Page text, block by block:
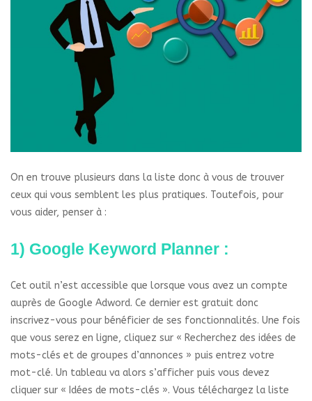
On en trouve plusieurs dans la liste donc à vous de trouver
ceux qui vous semblent les plus pratiques. Toutefois, pour
vous aider, penser à :
1) Google Keyword Planner :
Cet outil n’est accessible que lorsque vous avez un compte
auprès de Google Adword. Ce dernier est gratuit donc
inscrivez-vous pour bénéficier de ses fonctionnalités. Une fois
que vous serez en ligne, cliquez sur « Recherchez des idées de
mots-clés et de groupes d’annonces » puis entrez votre
mot-clé. Un tableau va alors s’afficher puis vous devez
cliquer sur « Idées de mots-clés ». Vous téléchargez la liste